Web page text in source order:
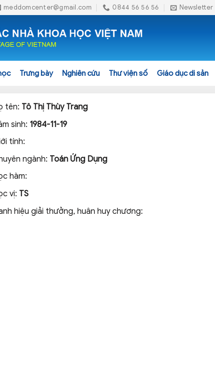
meddomcenter@gmail.com 0844 56 56 56 Newsletter
Trưng bày Nghiên cứu Thư viện số Giáo dục di sản
tên: Tô Thị Thùy Trang
sinh: 1984-11-19
tính:
ngành: Toán Ứng Dụng
hàm:
vị: TS
hiệu giải thưởng, huân huy chương: